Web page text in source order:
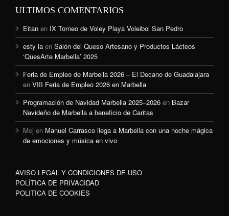
ULTIMOS COMENTARIOS
Eitan en IX Torneo de Voley Playa Voleibol San Pedro
esty la en Salón del Queso Artesano y Productos Lácteos
‘QuesArte Marbella’ 2025
Feria de Empleo de Marbella 2026 – El Decano de Guadalajara
en VIII Feria de Empleo 2026 en Marbella
Programación de Navidad Marbella 2025–2026 en Bazar
Navideño de Marbella a beneficio de Caritas
Mcj en Manuel Carrasco llega a Marbella con una noche mágica
de emociones y música en vivo
AVISO LEGAL Y CONDICIONES DE USO
POLÍTICA DE PRIVACIDAD
POLITICA DE COOKIES